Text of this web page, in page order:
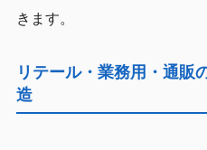
きます。
リテール・業務用・通販
造